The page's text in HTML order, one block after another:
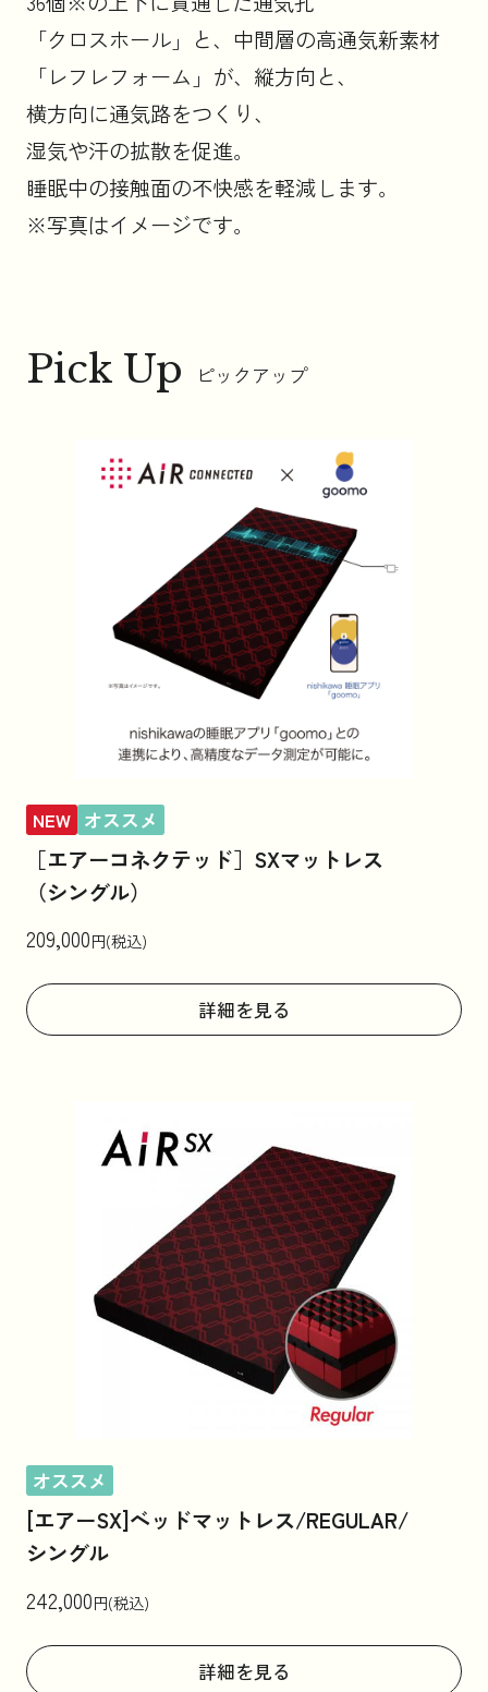
「クロスホール」と、中間層の高通気新素材
「レフレフォーム」が、縦方向と、
横方向に通気路をつくり、
湿気や汗の拡散を促進。
睡眠中の接触面の不快感を軽減します。
※写真はイメージです。
Pick Up ピックアップ
NEW オススメ
［エアーコネクテッド］SXマットレス
（シングル）
209,000円(税込)
詳細を見る
オススメ
[エアーSX]ベッドマットレス/REGULAR/
シングル
242,000円(税込)
詳細を見る